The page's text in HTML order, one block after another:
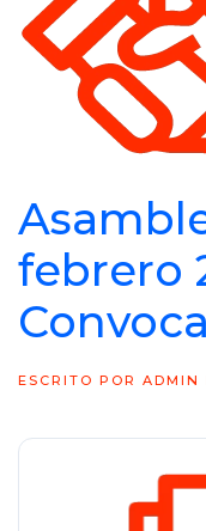
febrero
ESCRITO POR ADMIN